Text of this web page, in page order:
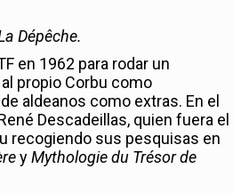
Dépêche.
en 1962 para rodar un
propio Corbu como
aldeanos como extras. En el
Descadeillas, quien fuera el
recogiendo sus pesquisas en
yMythologie du Trésor de